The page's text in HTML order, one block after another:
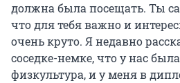
должна была посещать. Ты
что для тебя важно и
очень круто. Я недавно
соседке-немке, что у нас
физкультура, и у меня в